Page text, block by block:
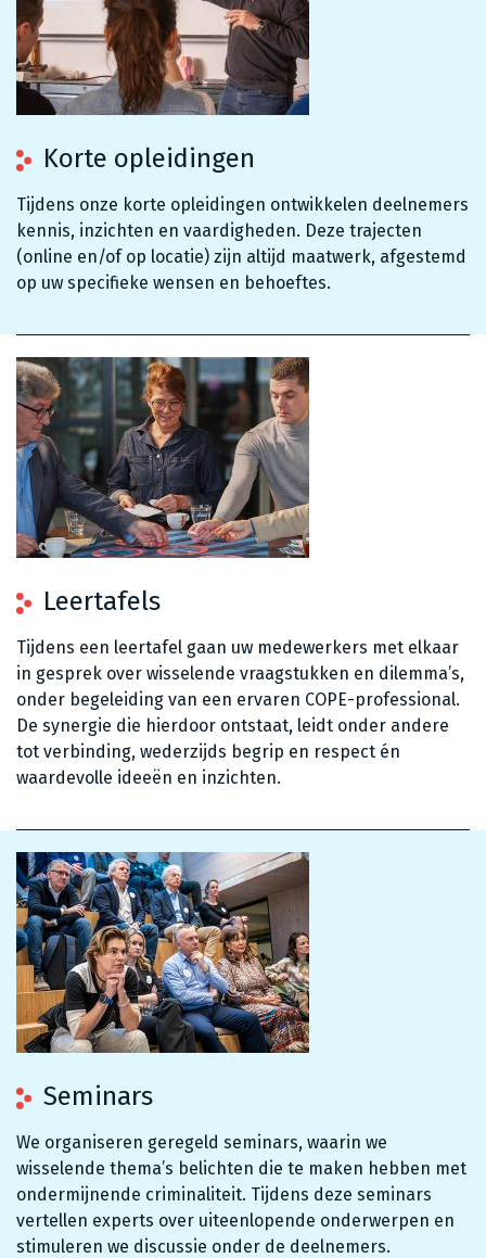
Korte opleidingen
Tijdens onze korte opleidingen ontwikkelen deelnemers
kennis, inzichten en vaardigheden. Deze trajecten
(online en/of op locatie) zijn altijd maatwerk, afgestemd
op uw specifieke wensen en behoeftes.
Leertafels
Tijdens een leertafel gaan uw medewerkers met elkaar
in gesprek over wisselende vraagstukken en dilemma’s,
onder begeleiding van een ervaren COPE-professional.
De synergie die hierdoor ontstaat, leidt onder andere
tot verbinding, wederzijds begrip en respect én
waardevolle ideeën en inzichten.
Seminars
We organiseren geregeld seminars, waarin we
wisselende thema’s belichten die te maken hebben met
ondermijnende criminaliteit. Tijdens deze seminars
vertellen experts over uiteenlopende onderwerpen en
stimuleren we discussie onder de deelnemers.